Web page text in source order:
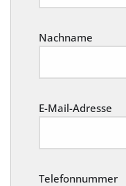
Nachname
E-Mail-Adresse
Telefonnummer